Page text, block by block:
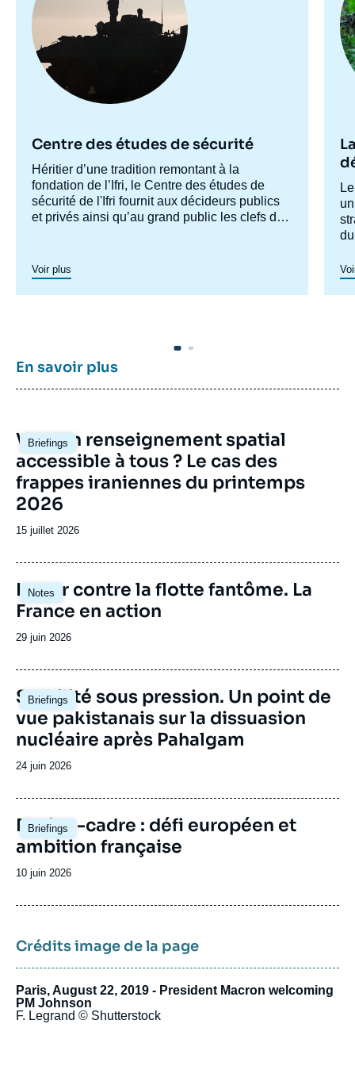
Centre des études de sécurité
Accroche
centre
Héritier d’une tradition remontant à la
fondation de l’Ifri, le Centre des études de
sécurité de l'Ifri fournit aux décideurs publics
et privés ainsi qu’au grand public les clefs de
venir. Par son positionnement à la jointure du
politique et de l’opérationnel, la crédibilité de
son équipe civilo-militaire et la diffusion large
dans le paysage français des
pôle unique de recherche et d’influence sur le
débat de défense national et international.
Voir plus
En savoir plus
Briefings
Image
principale
Vers un renseignement spatial
accessible à tous ? Le cas des
frappes iraniennes du printemps
2026
Date
publication
15 juillet 2026
Notes
Image
principale
Lutter contre la flotte fantôme. La
France en action
Date
publication
29 juin 2026
Briefings
Image
principale
Stabilité sous pression. Un point de
vue pakistanais sur la dissuasion
nucléaire après Pahalgam
Date
publication
24 juin 2026
Briefings
Image
principale
Nation-cadre : défi européen et
ambition française
Date
publication
10 juin 2026
Crédits image de la page
Paris, August 22, 2019 - President Macron welcoming
PM Johnson
F. Legrand © Shutterstock